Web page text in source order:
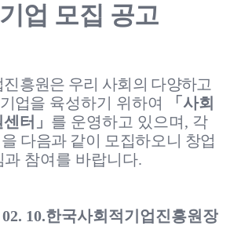
업 모집 공고
흥원은 우리 사회의 다양하고
업을 육성하기 위하여 「 사회
터 」 를 운영하고 있으며 , 각
다음과 같이 모집하오니 창업
과 참여를 바랍니다.
02. 10.한국사회적기업진흥원장